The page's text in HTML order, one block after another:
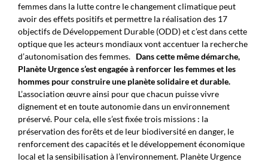
femmes dans la lutte contre le changementclimatique peut
avoir des effets positifs et permettre la réalisation des 17
objectifs de Développement Durable (ODD)et c’est dans cette
optique que les acteurs mondiauxvont accentuer la recherche
d’autonomisation des femmes. Dans cette même démarche,
Planète Urgence s’est engagée à renforcer les femmes et les
hommes pour construire une planète solidaire et durable.
L’association œuvre ainsi pour que chacun puisse vivre
dignement et en toute autonomie dans un environnement
préservé. Pour cela, elle s’est fixée trois missions : la
préservation des forêts et de leur biodiversité en danger, le
renforcement des capacités et le développement économique
local et la sensibilisation à l’environnement. Planète Urgence